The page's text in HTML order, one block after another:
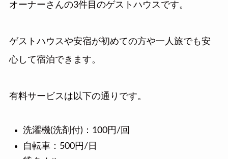
オーナーさんの3件目のゲストハウスです。
ゲストハウスや安宿が初めての方や一人旅でも安
心して宿泊できます。
有料サービスは以下の通りです。
洗濯機(洗剤付)：100円/回
自転車：500円/日